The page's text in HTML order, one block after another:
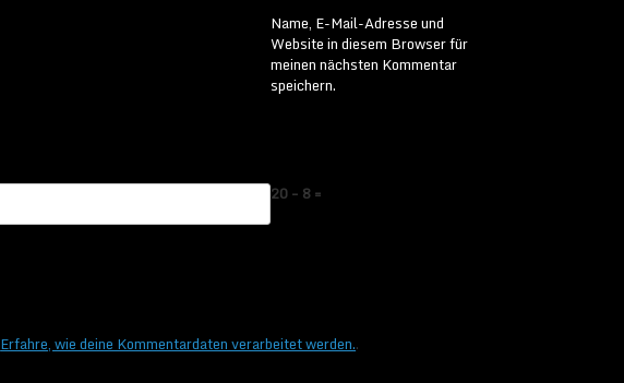
Name, E-Mail-Adresse und
Website in diesem Browser für
meinen nächsten Kommentar
speichern.
20 − 8 =
Erfahre, wie deine Kommentardaten verarbeitet werden..